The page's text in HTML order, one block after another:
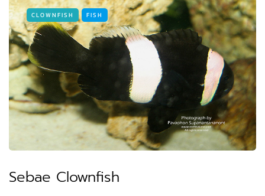
CLOWNFISH FISH
Sebae Clownfish